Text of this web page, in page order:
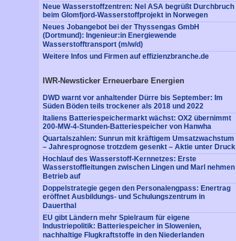
Neue Wasserstoffzentren: Nel ASA begrüßt Durchbruch
beim Glomfjord-Wasserstoffprojekt in Norwegen
Neues Jobangebot bei der Thyssengas GmbH
(Dortmund): Ingenieur:in Energiewende
Wasserstofftransport (m/w/d)
Weitere Infos und Firmen auf effizienzbranche.de
IWR-Newsticker Erneuerbare Energien
DWD warnt vor anhaltender Dürre bis September: Im
Süden Böden teils trockener als 2018 und 2022
Italiens Batteriespeichermarkt wächst: OX2 übernimmt
200-MW-4-Stunden-Batteriespeicher von Hanwha
Quartalszahlen: Sunrun mit kräftigem Umsatzwachstum
– Jahresprognose trotzdem gesenkt – Aktie unter Druck
Hochlauf des Wasserstoff-Kernnetzes: Erste
Wasserstoffleitungen zwischen Lingen und Marl nehmen
Betrieb auf
Doppelstrategie gegen den Personalengpass: Enertrag
eröffnet Ausbildungs- und Schulungszentrum in
Dauerthal
EU gibt Ländern mehr Spielraum für eigene
Industriepolitik: Batteriespeicher in Slowenien,
nachhaltige Flugkraftstoffe in den Niederlanden